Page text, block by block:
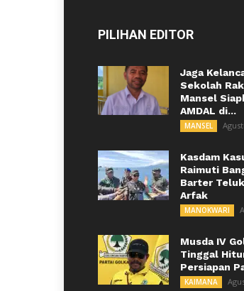
PILIHAN EDITOR
Jaga
Sekolah
Mansel
AMDAL di...
MANSEL
Kasdam
Raimuti
Barter
Arfak
MANOKWARI
Musda IV
Tinggal
Persiapan
KAIMANA